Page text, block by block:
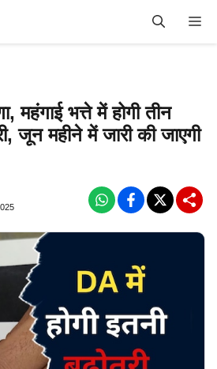
महंगाई भत्ते में होगी तीन
जून महीने में जारी की जाएगी